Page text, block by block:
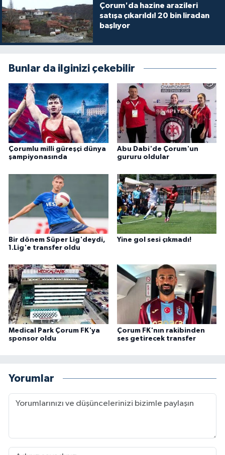
Çorum'da hazine arazileri
satışa çıkarıldı! 20 bin liradan
başlıyor
Bunlar da ilginizi çekebilir
Çorumlu milli güreşçi dünya
şampiyonasında
Abu Dabi'de Çorum'un
gururu oldular
Bir dönem Süper Lig'deydi,
1.Lig'e transfer oldu
Yine gol sesi çıkmadı!
Medical Park Çorum FK'ya
sponsor oldu
Çorum FK'nın rakibinden
ses getirecek transfer
Yorumlar